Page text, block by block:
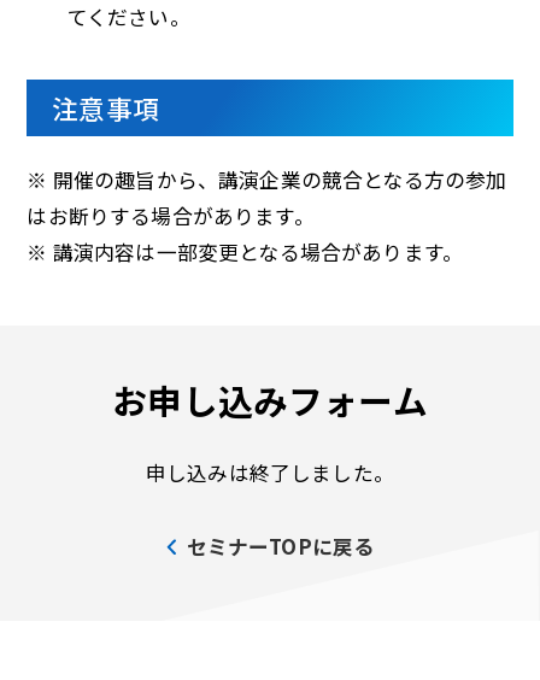
てください。
注意事項
※ 開催の趣旨から、講演企業の競合となる方の参加
はお断りする場合があります。
※ 講演内容は一部変更となる場合があります。
お申し込みフォーム
申し込みは終了しました。
セミナーTOPに戻る